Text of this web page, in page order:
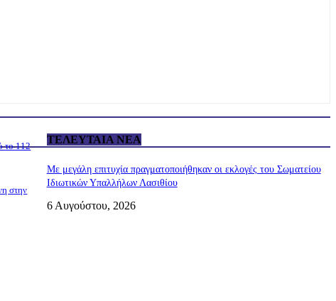
το 112
στην
ΤΕΛΕΥΤΑΊΑ ΝΈΑ
Με μεγάλη επιτυχία πραγματοποιήθηκαν οι εκλογές του Σωματείου
Ιδιωτικών Υπαλλήλων Λασιθίου
6 Αυγούστου, 2026